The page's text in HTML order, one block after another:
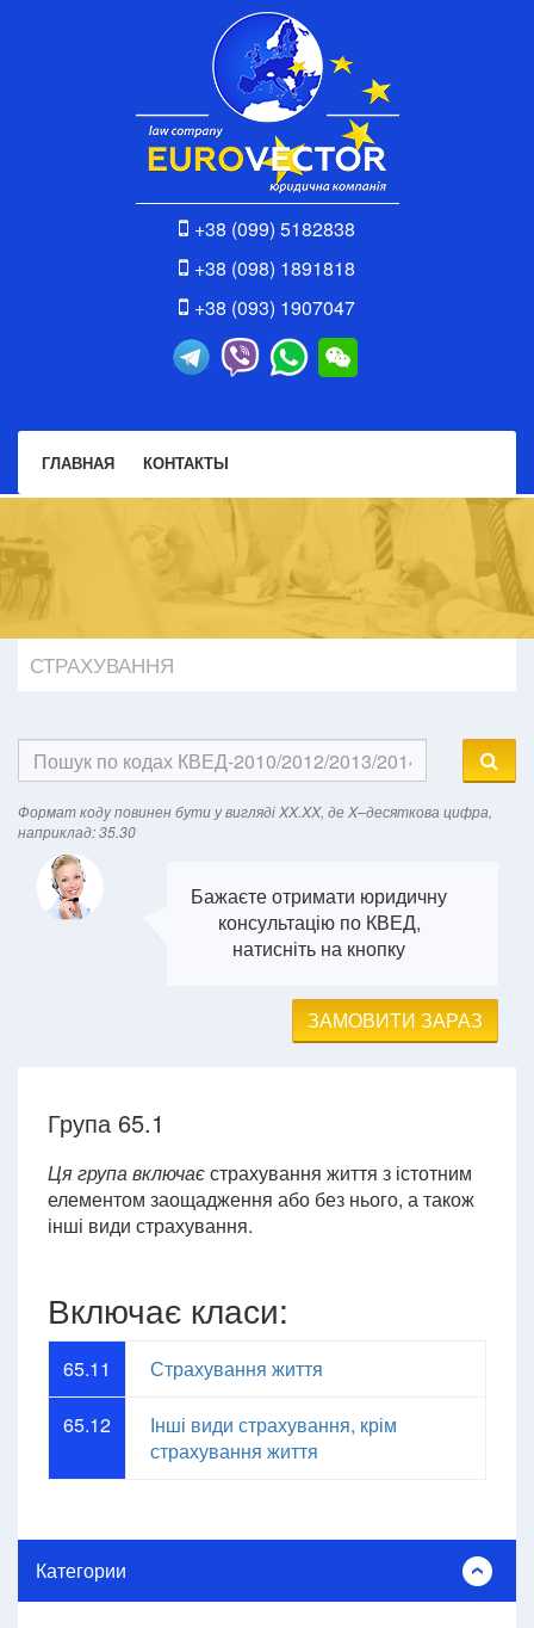
+38 (099) 5182838
+38 (098) 1891818
+38 (093) 1907047
ГЛАВНАЯ КОНТАКТЫ
СТРАХУВАННЯ
Формат кодy повинен бути у вигляді XX.XX, де X–десяткова цифра,
наприклад: 35.30
Бажаєте отримати юридичну
консультацію по КВЕД,
натисніть на кнопку
ЗАМОВИТИ ЗАРАЗ
Група 65.1
Ця група включаєстрахування життя з істотним
елементом заощадження або без нього, а також
інші види страхування.
Включає класи:
65.11 Страхування життя
65.12
Інші види страхування, крім
страхування життя
Категории